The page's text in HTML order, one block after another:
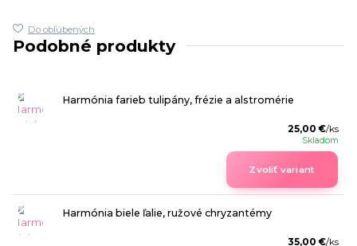
Do obľúbených
Podobné produkty
Harmónia farieb tulipány, frézie a alstromérie
25,00 €/ks
Skladom
Zvoliť variant
Harmónia biele ľalie, ružové chryzantémy
35,00 €/ks